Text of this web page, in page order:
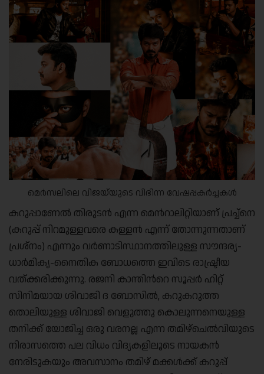
മെർസലിലെ വിജയ്‌യുടെ വിഭിന്ന വേഷപ്പകർച്ചകൾ
കറുപ്പാണേല്‍ തിരുടന്‍ എന്ന മെന്‍റാലിറ്റിയാണ് പ്രച്ച്നെ
(കറുപ്പ് നിറമുള്ളവരെ കള്ളന്‍ എന്ന് തോന്നുന്നതാണ്
പ്രശ്നം) എന്നും വര്‍ണാടിസ്ഥാനത്തിലുള്ള സൗന്ദര്യ-
ധാര്‍മികൃ-നൈതിക ബോധത്തെ ഇവിടെ രാഷ്ട്രീയ
വത്ക്കരിക്കുന്നു. രജനി കാന്തിന്‍റെ സൂപ്പര്‍ ഹിറ്റ്
സിനിമയായ ശിവാജി ദ ബോസില്‍, കറുകറുത്ത
തൊലിയുള്ള ശിവാജി വെളുത്തു കൊലുന്നനെയുള്ള
തനിക്ക് യോജിച്ച ഒരു വരനല്ല എന്ന തമിഴ്ചെല്‍വിയുടെ
നിരാസത്തെ പല വിധം വിദ്യകളിലൂടെ നായകന്‍
നേരിടുകയും അവസാനം തമിഴ് മക്കള്‍ക്ക് കറുപ്പ്